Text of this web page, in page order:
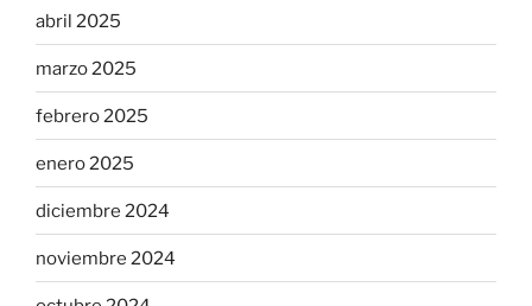
abril 2025
marzo 2025
febrero 2025
enero 2025
diciembre 2024
noviembre 2024